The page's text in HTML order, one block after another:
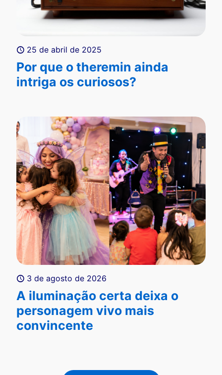
25 de abril de 2025
Por que o theremin ainda
intriga os curiosos?
3 de agosto de 2026
A iluminação certa deixa o
personagem vivo mais
convincente